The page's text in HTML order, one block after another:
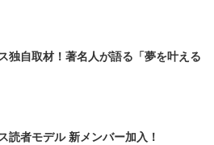
独自取材！著名人が語る「夢を叶える
読者モデル 新メンバー加入！